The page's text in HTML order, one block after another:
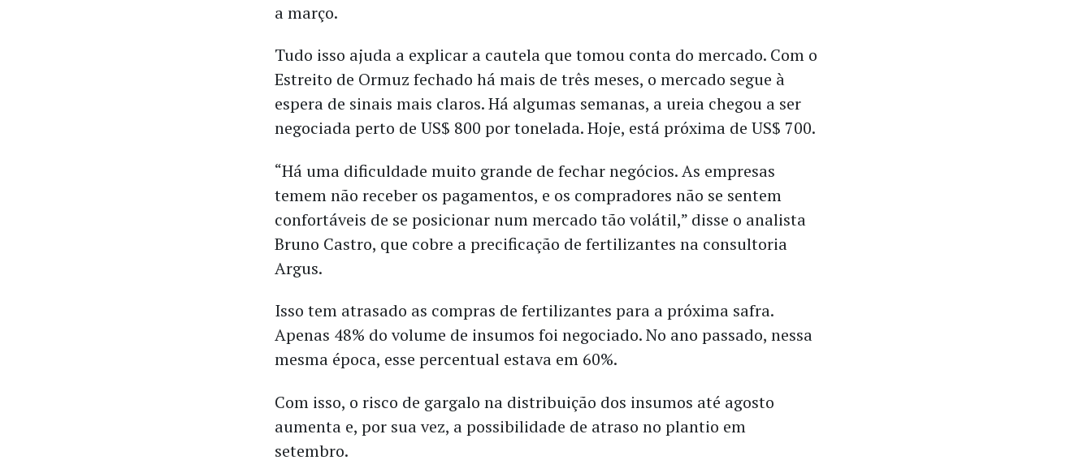
a março.
Tudo isso ajuda a explicar a cautela que tomou conta do mercado. Com o
Estreito de Ormuz fechado há mais de três meses, o mercado segue à
espera de sinais mais claros. Há algumas semanas, a ureia chegou a ser
negociada perto de US$ 800 por tonelada. Hoje, está próxima de US$ 700.
“Há uma dificuldade muito grande de fechar negócios. As empresas
temem não receber os pagamentos, e os compradores não se sentem
confortáveis de se posicionar num mercado tão volátil,” disse o analista
Bruno Castro, que cobre a precificação de fertilizantes na consultoria
Argus.
Isso tem atrasado as compras de fertilizantes para a próxima safra.
Apenas 48% do volume de insumos foi negociado. No ano passado, nessa
mesma época, esse percentual estava em 60%.
Com isso, o risco de gargalo na distribuição dos insumos até agosto
aumenta e, por sua vez, a possibilidade de atraso no plantio em
setembro.